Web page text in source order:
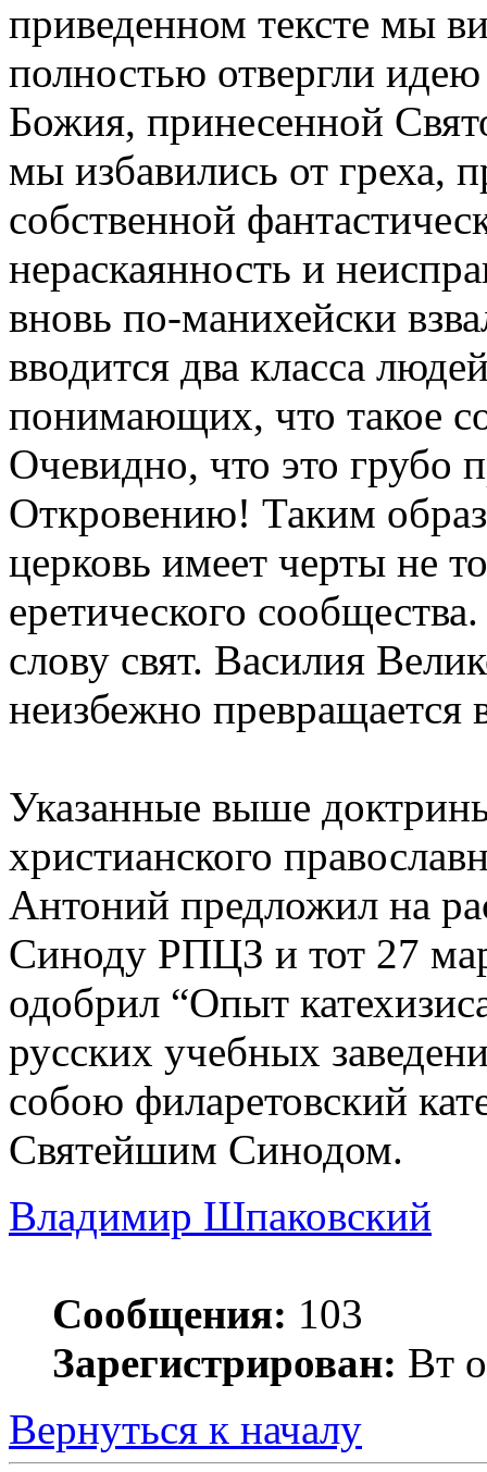
приведенном тексте мы
полностью отвергли
Божия, принесенной
мы избавились от греха,
собственной
нераскаянность и
вновь по-манихейски
вводится два класса
понимающих, что такое
Очевидно, что это грубо
Откровению! Таким
церковь имеет черты не
еретического
слову свят. Василия
неизбежно превращается
Указанные выше
христианского
Антоний предложил на
Синоду РПЦЗ и тот 27
одобрил “Опыт
русских учебных
собою филаретовский
Святейшим Синодом.
Владимир Шпаковский
Сообщения: 103
Зарегистрирован: Вт
Вернуться к началу